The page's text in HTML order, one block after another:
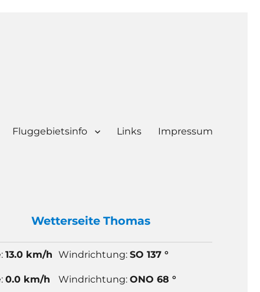
Fluggebietsinfo Links Impressum
Wetterseite Thomas
13.0 km/h Windrichtung:SO 137 °
0.0 km/h Windrichtung:ONO 68 °